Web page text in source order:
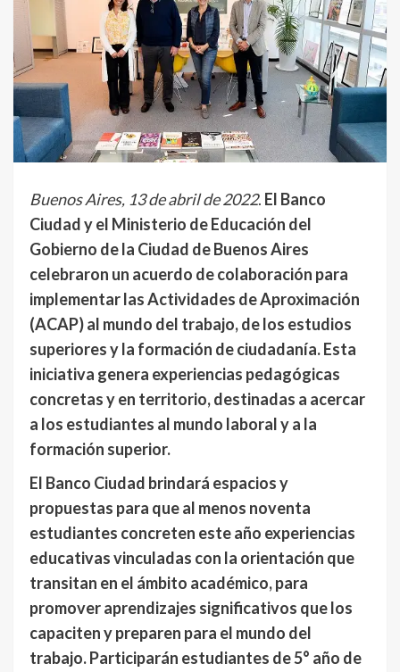
Buenos Aires, 13 de abril de 2022. El Banco
Ciudad y el Ministerio de Educación del
Gobierno de la Ciudad de Buenos Aires
celebraron un acuerdo de colaboración para
implementar las Actividades de Aproximación
(ACAP) al mundo del trabajo, de los estudios
superiores y la formación de ciudadanía. Esta
iniciativa genera experiencias pedagógicas
concretas y en territorio, destinadas a acercar
a los estudiantes al mundo laboral y a la
formación superior.
El Banco Ciudad brindará espacios y
propuestas para que al menos noventa
estudiantes concreten este año experiencias
educativas vinculadas con la orientación que
transitan en el ámbito académico, para
promover aprendizajes significativos que los
capaciten y preparen para el mundo del
trabajo. Participarán estudiantes de 5° año de